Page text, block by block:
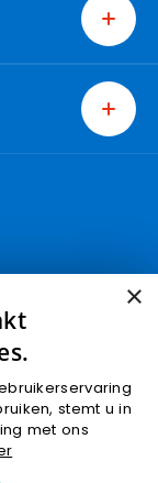
×
stemt u in
met ons